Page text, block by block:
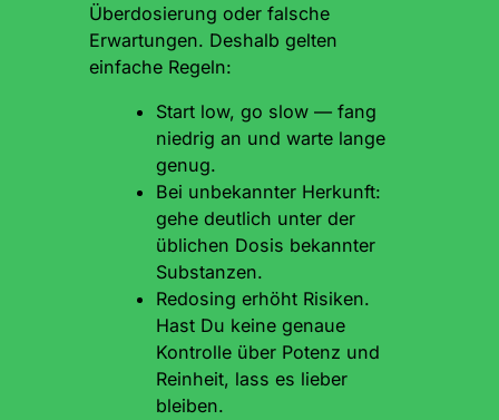
Überdosierung oder falsche
Erwartungen. Deshalb gelten
einfache Regeln:
Start low, go slow — fang
niedrig an und warte lange
genug.
Bei unbekannter Herkunft:
gehe deutlich unter der
üblichen Dosis bekannter
Substanzen.
Redosing erhöht Risiken.
Hast Du keine genaue
Kontrolle über Potenz und
Reinheit, lass es lieber
bleiben.